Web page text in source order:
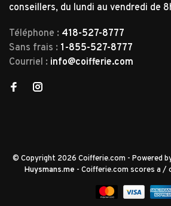
conseillers, du lundi au vendredi de
Téléphone : 418-527-8777
Sans frais : 1-855-527-8777
Courriel : info@coifferie.com
© Copyright 2026 Coifferie.com - Powered
Huysmans.me - Coifferie.com scores a /